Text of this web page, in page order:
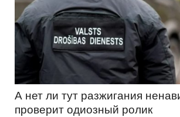
А нет ли тут разжигания
проверит одиозный ролик